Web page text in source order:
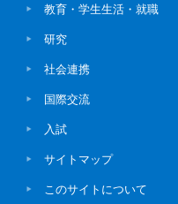
教育・学生生活・就職
研究
社会連携
国際交流
入試
サイトマップ
このサイトについて